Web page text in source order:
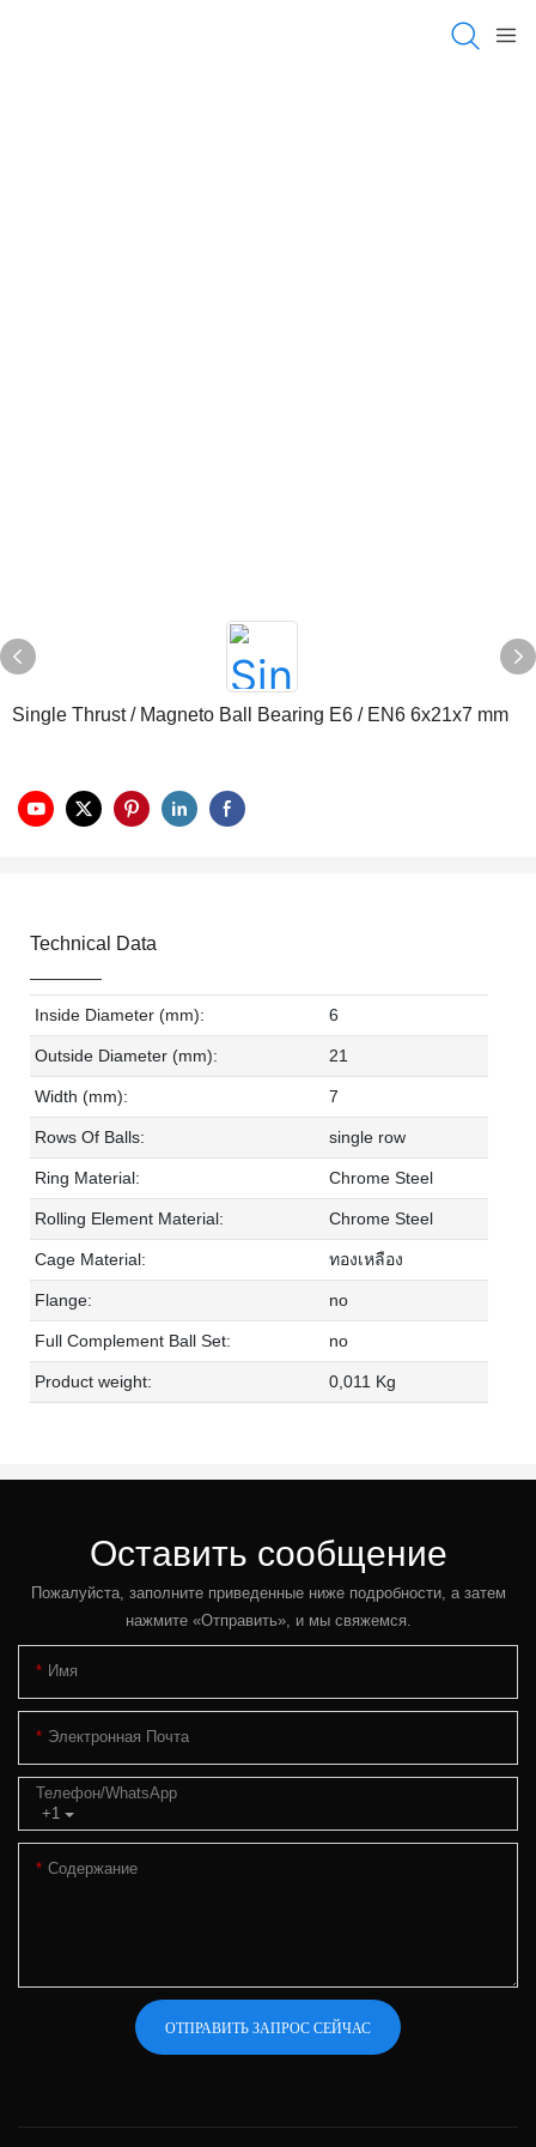
Single Thrust / Magneto Ball Bearing E6 / EN6 6x21x7 mm
Technical Data
Inside Diameter (mm): 6
Outside Diameter (mm): 21
Width (mm): 7
Rows Of Balls: single row
Ring Material: Chrome Steel
Rolling Element Material: Chrome Steel
Cage Material: ทองเหลือง
Flange: no
Full Complement Ball Set: no
Product weight: 0,011 Kg
Оставить сообщение
Пожалуйста, заполните приведенные ниже подробности, а затем
нажмите «Отправить», и мы свяжемся.
Имя
Электронная Почта
+1
Телефон/WhatsApp
Содержание
ОТПРАВИТЬ ЗАПРОС СЕЙЧАС